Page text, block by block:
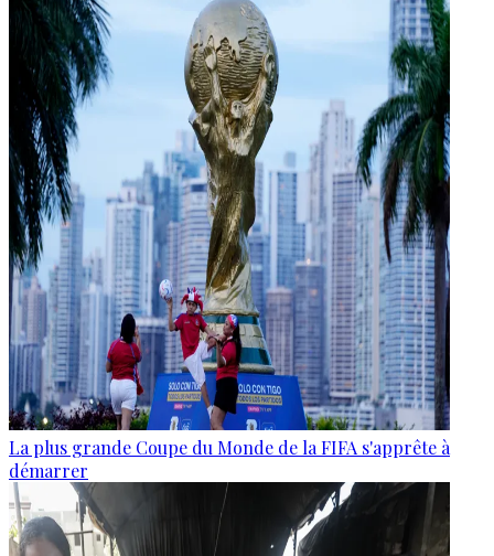
La plus grande Coupe du Monde de la FIFA s'apprête à
démarrer